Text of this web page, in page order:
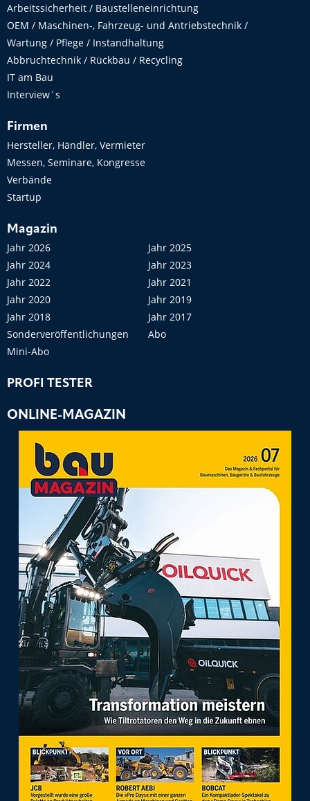
Arbeitssicherheit / Baustelleneinrichtung
OEM / Maschinen-, Fahrzeug- und Antriebstechnik /
Wartung / Pflege / Instandhaltung
Abbruchtechnik / Rückbau / Recycling
IT am Bau
Interview´s
Firmen
Hersteller, Händler, Vermieter
Messen, Seminare, Kongresse
Verbände
Startup
Magazin
Jahr 2026
Jahr 2025
Jahr 2024
Jahr 2023
Jahr 2022
Jahr 2021
Jahr 2020
Jahr 2019
Jahr 2018
Jahr 2017
Sonderveröffentlichungen
Abo
Mini-Abo
PROFI TESTER
ONLINE-MAGAZIN